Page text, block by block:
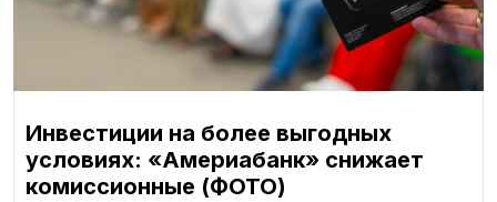
Инвестиции на более выгодных
условиях: «Америабанк» снижает
комиссионные (ФОТО)